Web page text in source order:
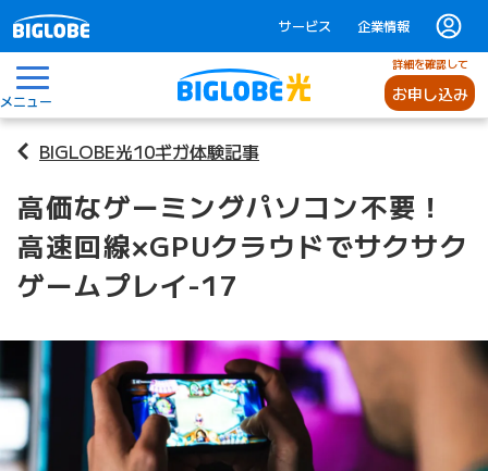
サービス 企業情報
メニュー
詳細を確認して
お申し込み
BIGLOBE光10ギガ体験記事
高価なゲーミングパソコン不要！
高速回線×GPUクラウドでサクサク
ゲームプレイ-17